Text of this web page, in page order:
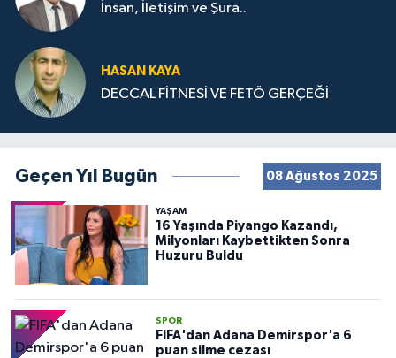
İnsan, İletişim ve Şura..
HASAN KAYA
DECCAL FİTNESİ VE FETÖ GERÇEĞİ
Geçen Yıl Bugün 08 Ağustos 2025
YAŞAM
16 Yaşında Piyango Kazandı,
Milyonları Kaybettikten Sonra
Huzuru Buldu
SPOR
FIFA'dan Adana Demirspor'a 6
puan silme cezası